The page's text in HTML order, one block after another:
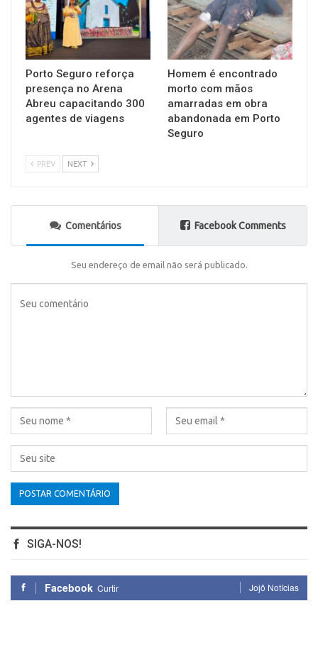
Porto Seguro reforça
presença no Arena
Abreu capacitando 300
agentes de viagens
Homem é encontrado
morto com mãos
amarradas em obra
abandonada em Porto
Seguro
PREV NEXT
Comentários Facebook Comments
Seu endereço de email não será publicado.
SIGA-NOS!
Facebook Curtir Jojô Notícias